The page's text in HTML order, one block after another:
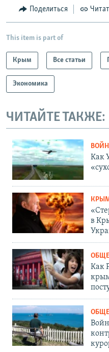
Поделиться
This item is part of
Крым Все статьи
Экономика
ЧИТАЙТЕ ТАКЖЕ:
Как
в
Как